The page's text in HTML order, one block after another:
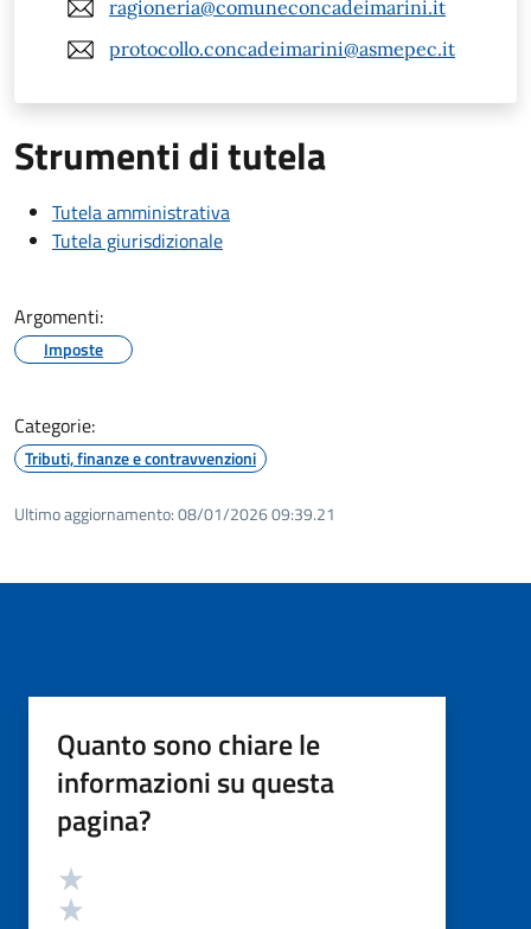
ragioneria@comuneconcadeimarini.it
protocollo.concadeimarini@asmepec.it
Strumenti di tutela
Tutela amministrativa
Tutela giurisdizionale
Argomenti:
Imposte
Categorie:
Tributi, finanze e contravvenzioni
Ultimo aggiornamento:08/01/2026 09:39.21
Quanto sono chiare le
informazioni su questa
pagina?
Valutazione